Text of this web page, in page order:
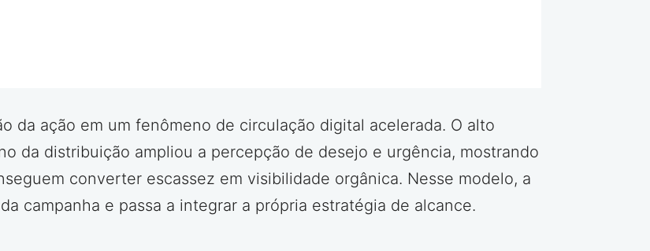
da ação em um fenômeno de circulação digital acelerada. O alto
da distribuição ampliou a percepção de desejo e urgência, mostrando
converter escassez em visibilidade orgânica. Nesse modelo, a
campanha e passa a integrar a própria estratégia de alcance.